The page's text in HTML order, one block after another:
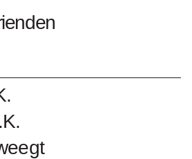
Jean Katambayi Mukendi
Katambayi Mukendi